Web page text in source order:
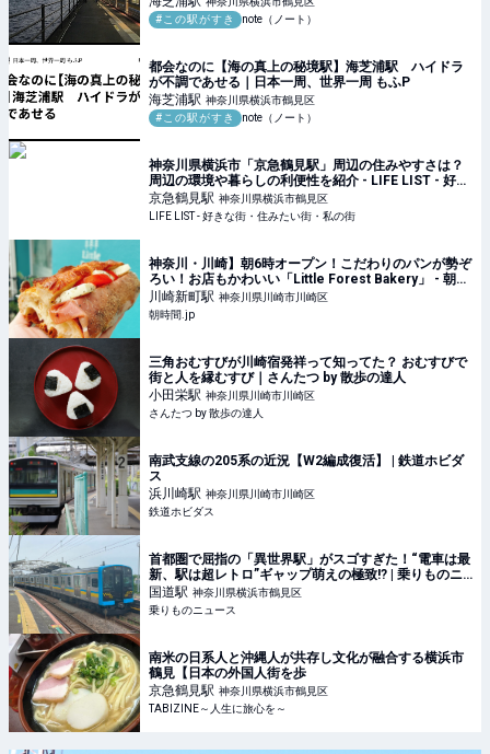
#この駅がすき
note（ノート）
都会なのに【海の真上の秘境駅】海芝浦駅 ハイドラ
が不調であせる｜日本一周、世界一周 もふP
海芝浦駅 神奈川県横浜市鶴見区
#この駅がすき
note（ノート）
神奈川県横浜市「京急鶴見駅」周辺の住みやすさは？
周辺の環境や暮らしの利便性を紹介 - LIFE LIST - 好き
な街・住みたい街・私の街
京急鶴見駅 神奈川県横浜市鶴見区
LIFE LIST - 好きな街・住みたい街・私の街
神奈川・川崎】朝6時オープン！こだわりのパンが勢ぞ
ろい！お店もかわいい「Little Forest Bakery」 - 朝時
間.jp
川崎新町駅 神奈川県川崎市川崎区
朝時間.jp
三角おむすびが川崎宿発祥って知ってた？ おむすびで
街と人を縁むすび｜さんたつ by 散歩の達人
小田栄駅 神奈川県川崎市川崎区
さんたつ by 散歩の達人
南武支線の205系の近況【W2編成復活】 | 鉄道ホビダ
ス
浜川崎駅 神奈川県川崎市川崎区
鉄道ホビダス
首都圏で屈指の「異世界駅」がスゴすぎた！“電車は最
新、駅は超レトロ”ギャップ萌えの極致!? | 乗りものニ
ュース
国道駅 神奈川県横浜市鶴見区
乗りものニュース
南米の日系人と沖縄人が共存し文化が融合する横浜市
鶴見【日本の外国人街を歩
京急鶴見駅 神奈川県横浜市鶴見区
TABIZINE～人生に旅心を～